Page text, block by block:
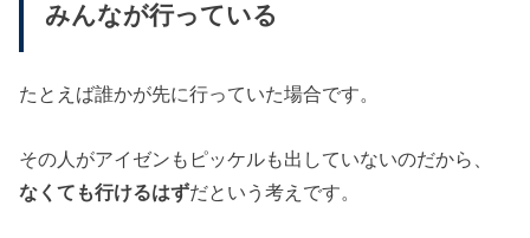
みんなが行っている
たとえば誰かが先に行っていた場合です。
その人がアイゼンもピッケルも出していないのだから、
なくても行けるはずだという考えです。